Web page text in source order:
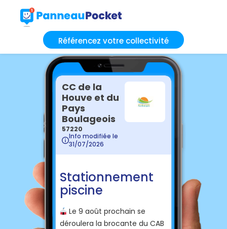
Référencez votre collectivité
CC de la
Houve et du
Pays
Boulageois
57220
Info modifiée le
31/07/2026
Stationnement
piscine
🎪 Le 9 août prochain se
déroulera la brocante du CAB